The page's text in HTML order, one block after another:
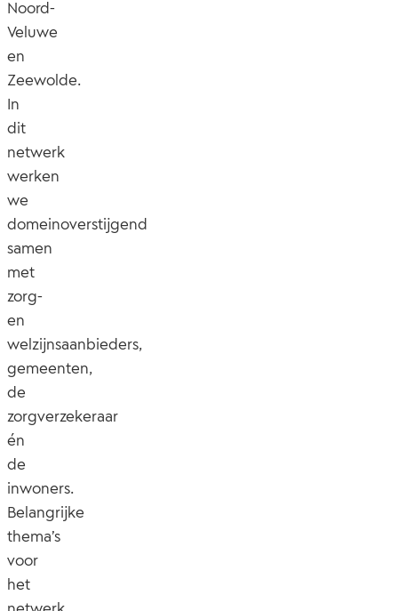
Noord-
Veluwe
en
Zeewolde.
In
dit
netwerk
werken
we
domeinoverstijgend
samen
met
zorg-
en
welzijnsaanbieders,
gemeenten,
de
zorgverzekeraar
én
de
inwoners.
Belangrijke
thema’s
voor
het